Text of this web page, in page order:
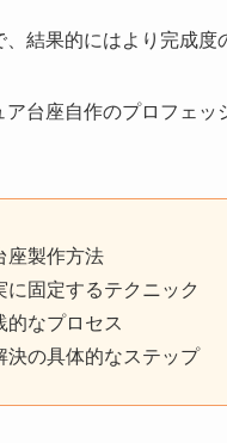
結果的にはより完成度
台座自作のプロフェッ
座製作方法
固定するテクニック
的なプロセス
決の具体的なステップ